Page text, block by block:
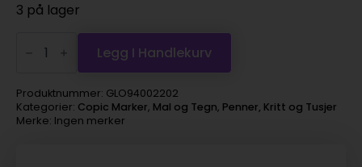
3 på lager
Marker
Ciao
YG41
Pale
Cobalt
Green
Legg I Handlekurv
Produktnummer: GLO94002202
Kategorier: Copic Marker, Mal og Tegn, Penner, Kritt og Tusjer
Merke: Ingen merker